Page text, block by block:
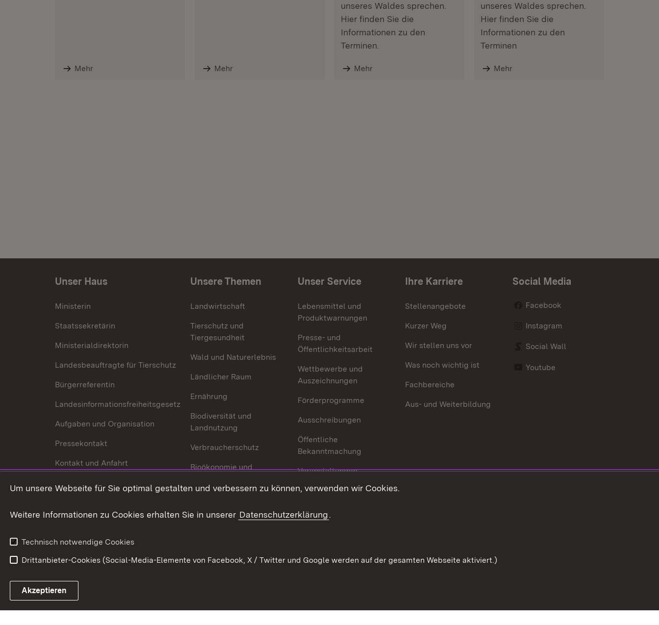
Mehr Mehr
unseres Waldes sprechen.
Hier finden Sie die
Informationen zu den
Terminen.
Mehr
unseres Waldes sprechen.
Hier finden Sie die
Informationen zu den
Terminen
Mehr
Unser Haus
Ministerin
Staatssekretärin
Ministerialdirektorin
Landesbeauftragte für Tierschutz
Bürgerreferentin
Landesinformationsfreiheitsgesetz
Aufgaben und Organisation
Pressekontakt
Kontakt und Anfahrt
Unsere Themen
Landwirtschaft
Tierschutz und
Tiergesundheit
Wald und Naturerlebnis
Ländlicher Raum
Ernährung
Biodiversität und
Landnutzung
Verbraucherschutz
Bioökonomie und
Unser Service
Lebensmittel und
Produktwarnungen
Presse- und
Öffentlichkeitsarbeit
Wettbewerbe und
Auszeichnungen
Förderprogramme
Ausschreibungen
Öffentliche
Bekanntmachung
Veranstaltungen
Mediathek
Publikationen
Ihre Karriere
Stellenangebote
Kurzer Weg
Wir stellen uns vor
Was noch wichtig ist
Fachbereiche
Aus- und Weiterbildung
Social Media
Facebook
Instagram
Social Wall
Youtube
Link zum Landesportal
Um unsere Webseite für Sie optimal gestalten und verbessern zu können, verwenden wir Cookies.
Weitere Informationen zu Cookies erhalten Sie in unserer Datenschutzerklärung.
Technisch notwendige Cookies
Drittanbieter-Cookies (Social-Media-Elemente von Facebook, X / Twitter und Google werden auf der gesamten Webseite aktiviert.)
Akzeptieren